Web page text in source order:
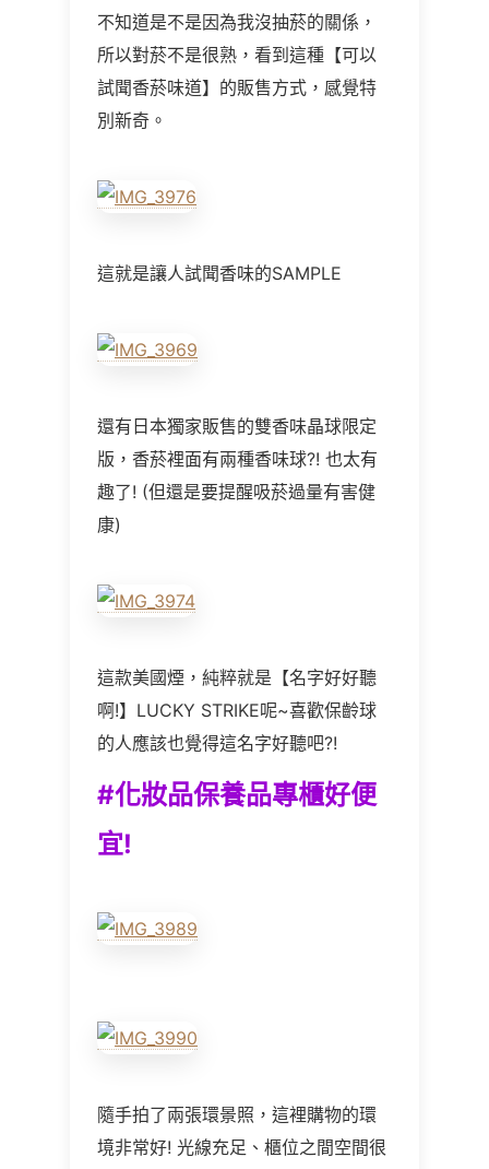
不知道是不是因為我沒抽菸的關係，
所以對菸不是很熟，看到這種【可以
試聞香菸味道】的販售方式，感覺特
別新奇。
這就是讓人試聞香味的SAMPLE
還有日本獨家販售的雙香味晶球限定
版，香菸裡面有兩種香味球?! 也太有
趣了! (但還是要提醒吸菸過量有害健
康)
這款美國煙，純粹就是【名字好好聽
啊!】LUCKY STRIKE呢~喜歡保齡球
的人應該也覺得這名字好聽吧?!
#化妝品保養品專櫃好便
宜!
隨手拍了兩張環景照，這裡購物的環
境非常好! 光線充足、櫃位之間空間很